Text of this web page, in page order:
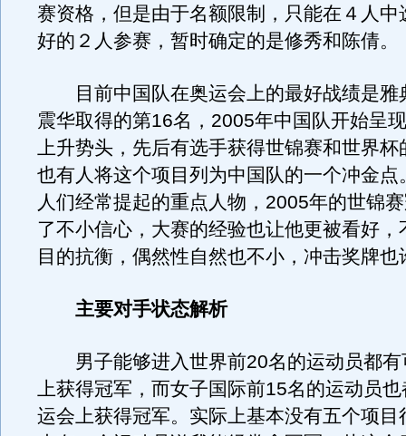
赛资格，但是由于名额限制，只能在４人中
好的２人参赛，暂时确定的是修秀和陈倩。
目前中国队在奥运会上的最好战绩是雅
震华取得的第16名，2005年中国队开始呈
上升势头，先后有选手获得世锦赛和世界杯
也有人将这个项目列为中国队的一个冲金点
人们经常提起的重点人物，2005年的世锦
了不小信心，大赛的经验也让他更被看好，
目的抗衡，偶然性自然也不小，冲击奖牌也
主要对手状态解析
男子能够进入世界前20名的运动员都有
上获得冠军，而女子国际前15名的运动员
运会上获得冠军。实际上基本没有五个项目